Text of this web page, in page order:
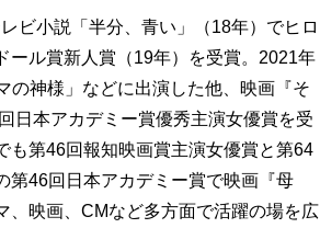
ビ小説「半分、青い」（18年）でヒロ
ール賞新人賞（19年）を受賞。2021年
の神様」などに出演した他、映画『そ
日本アカデミー賞優秀主演女優賞を受
も第46回報知映画賞主演女優賞と第64
第46回日本アカデミー賞で映画『母
、映画、CMなど多方面で活躍の場を広